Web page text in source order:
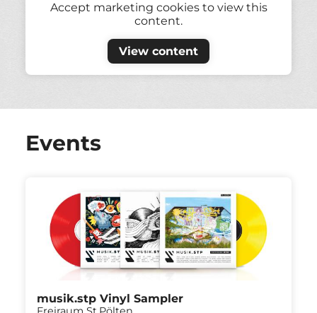
Accept marketing cookies to view this
content.
View content
Events
musik.stp Vinyl Sampler